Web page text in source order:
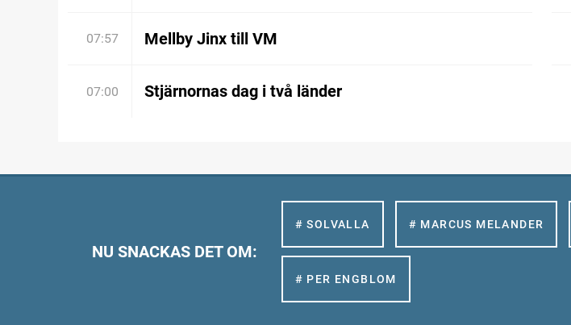
07:57 Mellby Jinx till VM
07:00 Stjärnornas dag i två länder
NU SNACKAS DET OM:
# SOLVALLA # MARCUS MELANDER
# PER ENGBLOM